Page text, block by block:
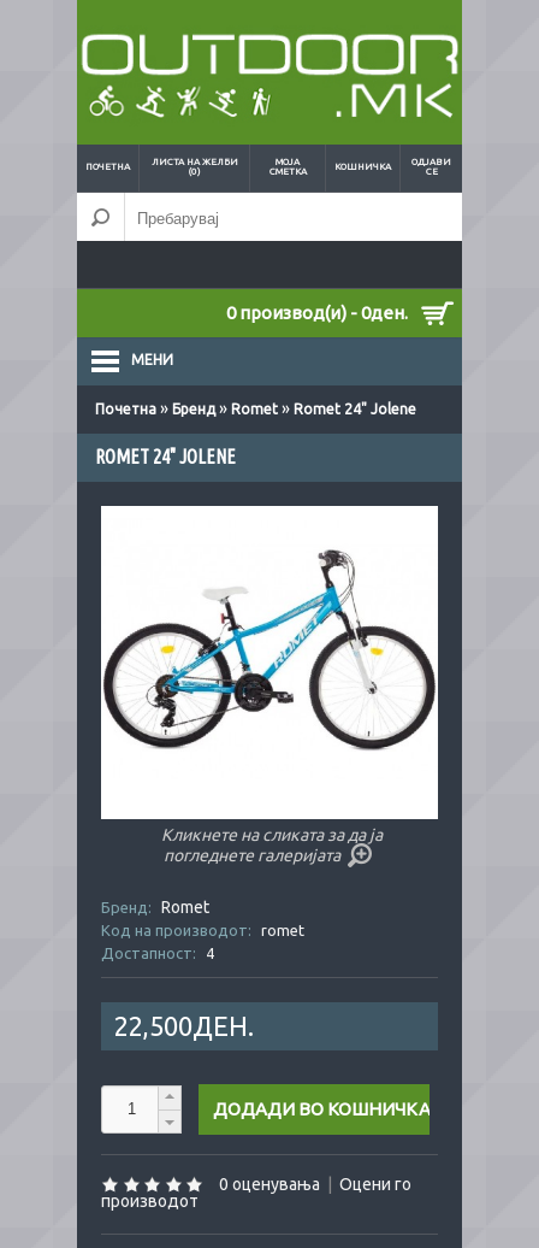
ПОЧЕТНА
ЛИСТА НА ЖЕЛБИ
(0)
МОЈА
СМЕТКА
КОШНИЧКА
ОДЈАВИ
СЕ
0 производ(и) - 0ден.
МЕНИ
Почетна » Бренд» Romet » Romet 24" Jolene
ROMET 24" JOLENE
Кликнете на сликата за да ја
погледнете галеријата
Бренд: Romet
Код на производот:
romet
Достапност:
4
22,500ДЕН.
0 оценувања
Оцени го
производот